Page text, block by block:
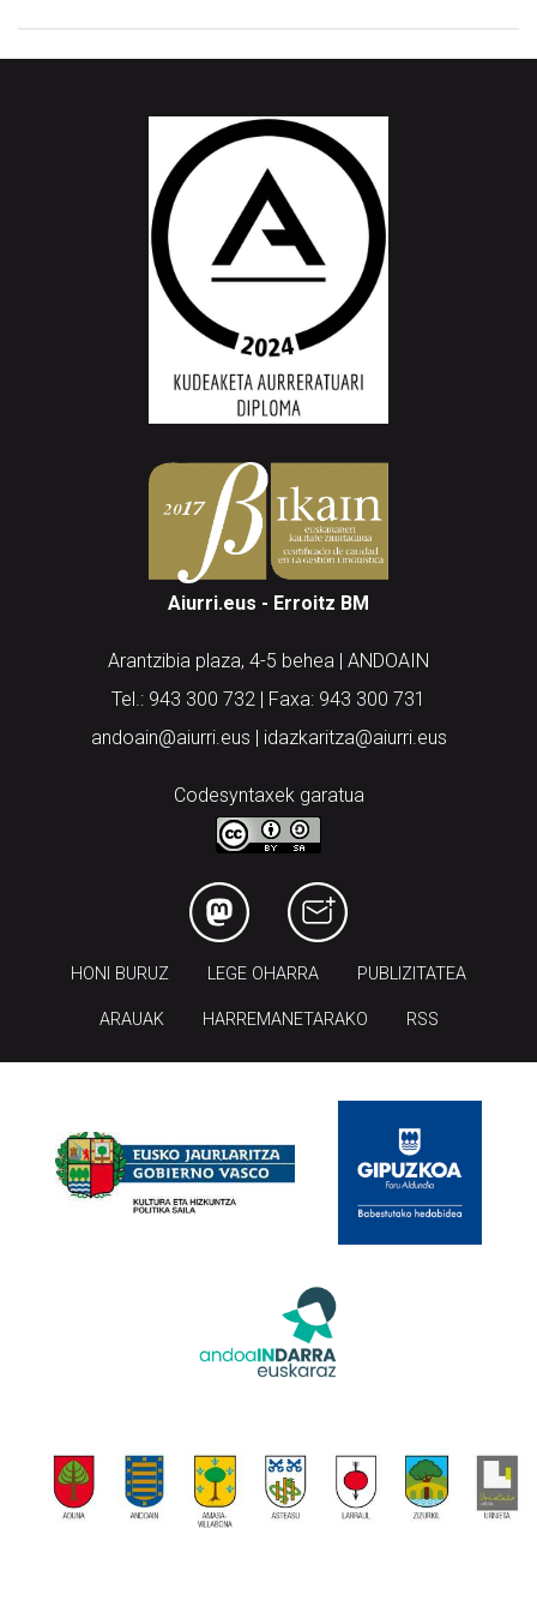
Aiurri.eus - Erroitz BM
Arantzibia plaza, 4-5 behea | ANDOAIN
Tel.: 943 300 732 | Faxa: 943 300 731
andoain@aiurri.eus | idazkaritza@aiurri.eus
Codesyntaxek garatua
HONI BURUZ LEGE OHARRA PUBLIZITATEA
ARAUAK HARREMANETARAKO RSS